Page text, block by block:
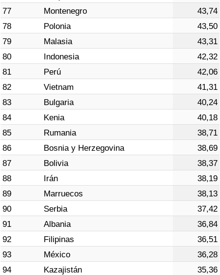
77
Montenegro
43,74
78
Polonia
43,50
79
Malasia
43,31
80
Indonesia
42,32
81
Perú
42,06
82
Vietnam
41,31
83
Bulgaria
40,24
84
Kenia
40,18
85
Rumania
38,71
86
Bosnia y Herzegovina
38,69
87
Bolivia
38,37
88
Irán
38,19
89
Marruecos
38,13
90
Serbia
37,42
91
Albania
36,84
92
Filipinas
36,51
93
México
36,28
94
Kazajistán
35,36